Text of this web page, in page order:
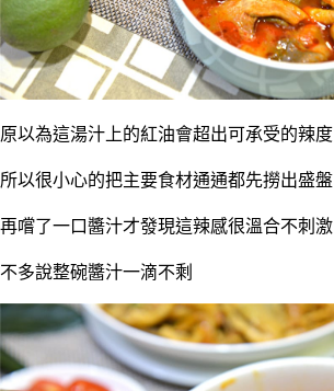
原以為這湯汁上的紅油會超出可承受的辣度
所以很小心的把主要食材通通都先撈出盛盤
再嚐了一口醬汁才發現這辣感很溫合不刺激
不多說整碗醬汁一滴不剩